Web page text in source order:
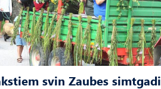
svin Zaubes simtgadi